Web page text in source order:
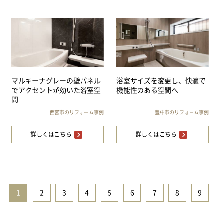
マルキーナグレーの壁パネル
でアクセントが効いた浴室空
間
西宮市のリフォーム事例
詳しくはこちら
浴室サイズを変更し、快適で
機能性のある空間へ
豊中市のリフォーム事例
詳しくはこちら
1 2 3 4 5 6 7 8 9